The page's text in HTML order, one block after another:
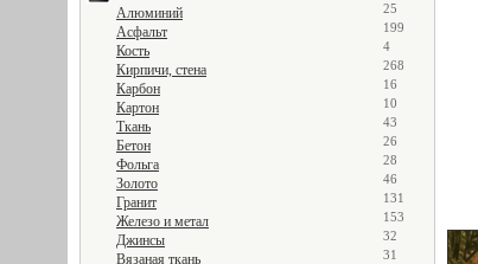
Алюминий 25
Асфальт 199
Кость 4
Кирпичи, стена 268
Карбон 16
Картон 10
Ткань 43
Бетон 26
Фольга 28
Золото 46
Гранит 131
Железо и метал 153
Джинсы 32
Вязаная ткань 31